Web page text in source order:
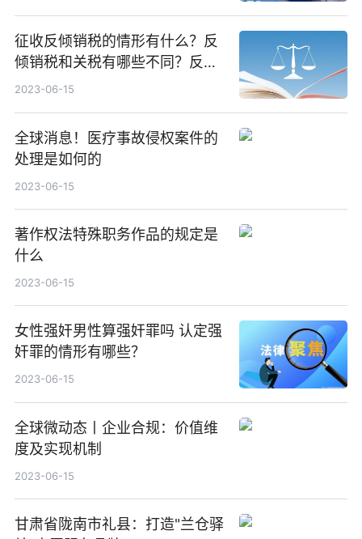
征收反倾销税的情形有什么？反
倾销税和关税有哪些不同？反倾
销税和关税的区别是什么？ 天天
2023-06-15
全球消息！医疗事故侵权案件的
处理是如何的
2023-06-15
著作权法特殊职务作品的规定是
什么
2023-06-15
女性强奸男性算强奸罪吗 认定强
奸罪的情形有哪些？
2023-06-15
全球微动态丨企业合规：价值维
度及实现机制
2023-06-15
甘肃省陇南市礼县：打造"兰仓驿